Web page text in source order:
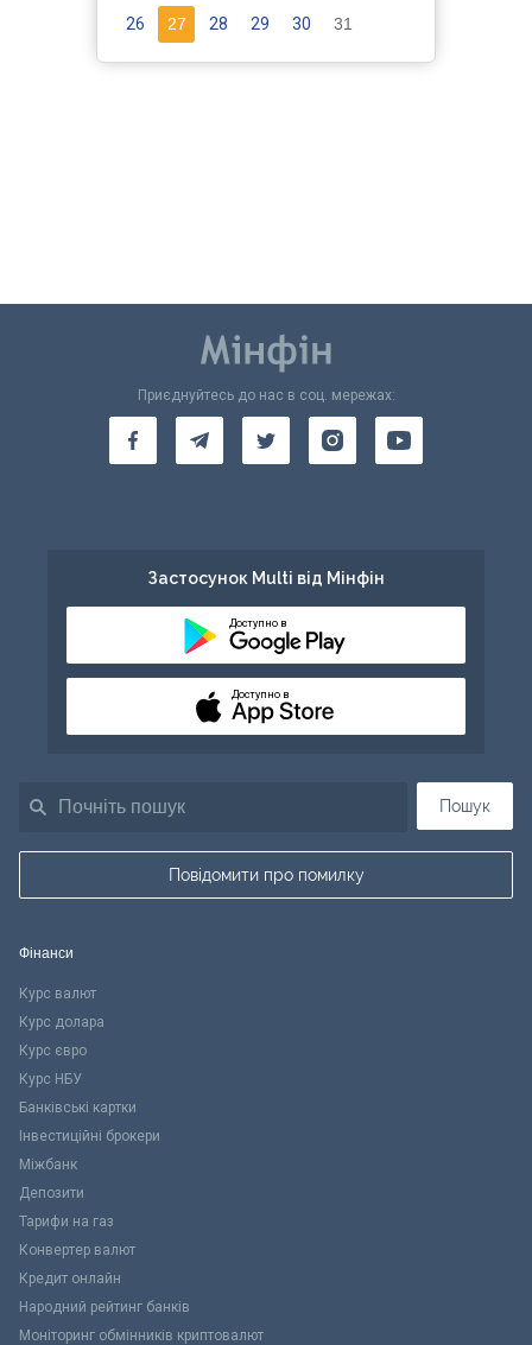
26 27 28 29 30 31
Пошук
Повідомити про помилку
Приєднуйтесь до нас в соц. мережах:
Застосунок Multi від Мінфін
Доступно в
Доступно в
Фінанси
Курс валют
Курс долара
Курс євро
Курс НБУ
Банківські картки
Інвестиційні брокери
Міжбанк
Депозити
Тарифи на газ
Конвертер валют
Кредит онлайн
Народний рейтинг банків
Моніторинг обмінників криптовалют